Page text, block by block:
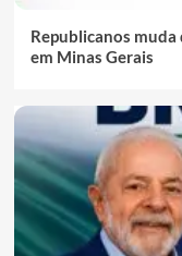
Republicanos muda
em Minas Gerais